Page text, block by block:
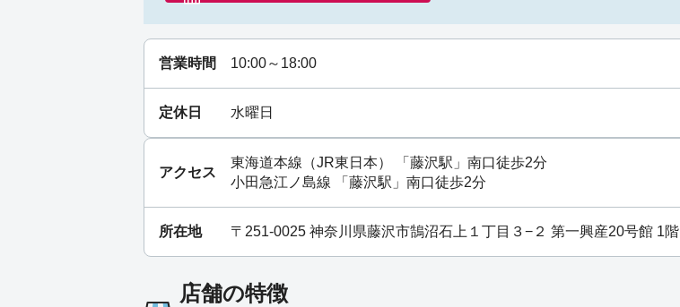
営業時間 10:00～18:00
定休日 水曜日
アクセス
東海道本線（JR東日本） 「 藤沢駅 」南口徒歩2分
小田急江ノ島線
「 藤沢駅 」南口徒歩2分
所在地 〒251-0025 神奈川県藤沢市鵠沼石上１丁目３−２ 第一興産20号館 1階
店舗の特徴